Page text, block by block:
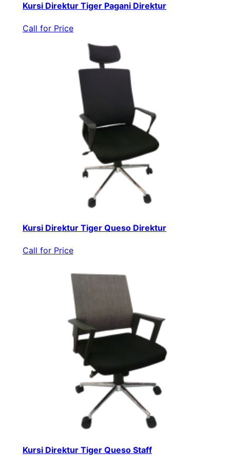
Kursi Direktur Tiger Pagani Direktur
Call for Price
Kursi Direktur Tiger Queso Direktur
Call for Price
Kursi Direktur Tiger Queso Staff